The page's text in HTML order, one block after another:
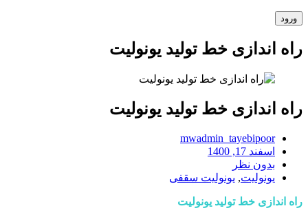
راه اندازی خط تولید یونولیت
راه اندازی خط تولید یونولیت
mwadmin_tayebipoor
اسفند 17, 1400
بدون نظر
یونولیت, یونولیت سقفی
راه اندازی خط تولید یونولیت